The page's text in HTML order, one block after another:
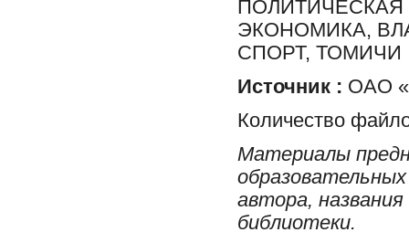
ЭКОНОМИКА,
СПОРТ, ТОМИЧИ
Источник : ОАО
Количество
Материалы
автора,
библиотеки.